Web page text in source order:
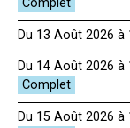
Du 13 Août 2026
Du 14 Août 2026 à
Du 15 Août 2026